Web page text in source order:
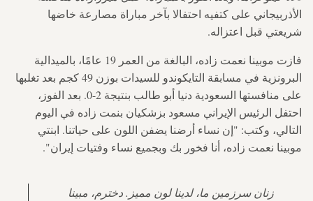
الأذربيجاني على كتفيه احتفالا بآخر مباراة مصارعة خاضها
شريعتي قبل اعتزاله.
فازت موبينا نعمت زاده، البالغة من العمر 19 عامًا، بالميدالية
البرونزية في مسابقة التايكوندو للسيدات بوزن 49 كجم بعد تغلبها
على منافستها السعودية دنيا أبو طالب بنتيجة 2-0. بعد الفوز،
احتفل الرئيس الإيراني مسعود بزشكيان بنمت زاده في اليوم
التالي، وكتب: "إن نساء أرضنا يضفن اللون على حياتنا. ابنتي
موبينا نعمت زاده، أنا فخور بك وبجميع نساء وفتيات إيران".
زنان سرزمين ما، لدينا لون مميز. دخترم، مبينا